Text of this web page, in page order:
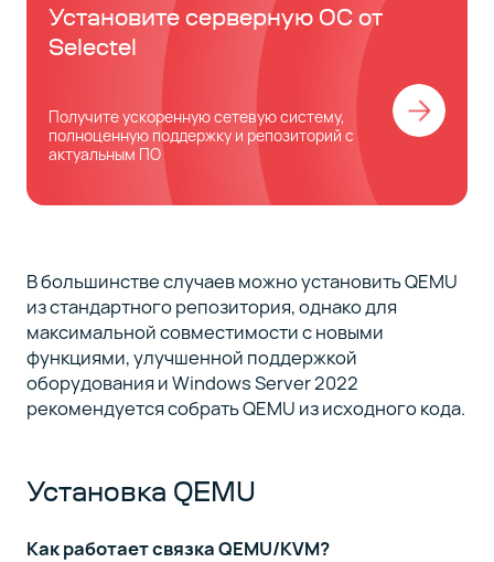
Установите серверную ОС от
Selectel
Получите ускоренную сетевую систему,
полноценную поддержку и репозиторий с
актуальным ПО
В большинстве случаев можно установить QEMU
из стандартного репозитория, однако для
максимальной совместимости с новыми
функциями, улучшенной поддержкой
оборудования и Windows Server 2022
рекомендуется собрать QEMU из исходного кода.
Установка QEMU
Как работает связка QEMU/KVM?